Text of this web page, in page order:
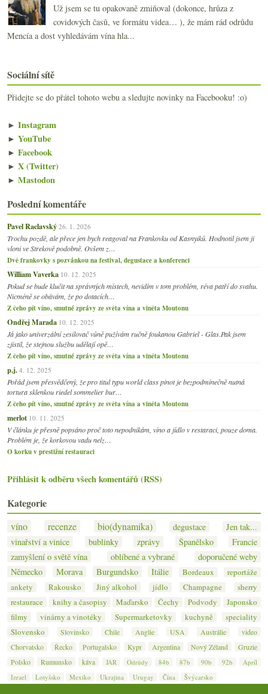
Už jsem se tu opakovaně zmiňoval (dokonce, hrůza z
covidových časů, ve formátu videa… ), že mám rád odrůdu
Mencía a dost vyhledávám vína hla...
Sociální sítě
Přidejte se do přátel tohoto webu a sledujte novinky na Facebooku! :o)
► Instagram
► YouTube
► Facebook
► X (Twitter)
► Mastodon
Poslední komentáře
Pavel Raclavský 26. 1. 2026
Trochu pozdě, ale přece jen bych reagoval na Frankovku od Kasnyiků. Hodnotil jsem ji
vloni ve Strekově podobně. Ovšem z…
Dvě frankovky s pozvánkou na festival, degustace a konferenci
William Vaverka 10. 12. 2025
Pokud se bude klučit na správných místech, nevidím v tom problém, réva patří do svahu.
Nicméně se obávám, že po dotacích…
Z čeho pít víno, smutné zprávy ze světa vína a viněta Moutonu
Ondřej Marada 10. 12. 2025
Já jako univerzální zesilovač vůně pužívám ručně foukanou Gabriel - Glas.Pak jsem
zjistil, že stejnou službu udělají opě…
Z čeho pít víno, smutné zprávy ze světa vína a viněta Moutonu
p.j. 4. 12. 2025
Pořád jsem přesvědčený, že pro titul typu world class pinot je bezpodmínečně nutná
tortura sklenkou riedel sommelier bur…
Z čeho pít víno, smutné zprávy ze světa vína a viněta Moutonu
merlot 10. 11. 2025
V článku je přesně popsáno proč toto nepodnikám, víno a jídlo v restaraci, pouze doma.
Problém je, že korkovou vadu nelz…
O korku v prestižní restauraci
Přihlásit k odběru všech komentářů (RSS)
Kategorie
víno recenze bio(dynamika) degustace
Jen tak...
vinařství a vinice
bublinky zprávy Španělsko
Francie
zamyšlení o světě vína
oblíbené a vybrané
doporučené weby
Německo
Morava Burgundsko Itálie Bordeaux
reportáže
ankety
Rakousko Jiný alkohol jídlo Champagne
sherry
restaurace
knihy a časopisy Maďarsko Čechy Podvody
Japonsko
filmy
vinárny a vinotéky Supermarketovky kuchyně
speciality
Slovensko
Slovinsko Chile Anglie USA Austrálie
video
Chorvatsko
Řecko Portugalsko Kypr Argentina Nový Zéland
Gruzie
Polsko
Rumunsko káva JAR Odrůdy 84b 87b 90b 92b
Apríl
Izrael
Lotyšsko Mexiko Ukrajina Urugay Čína Švýcarsko